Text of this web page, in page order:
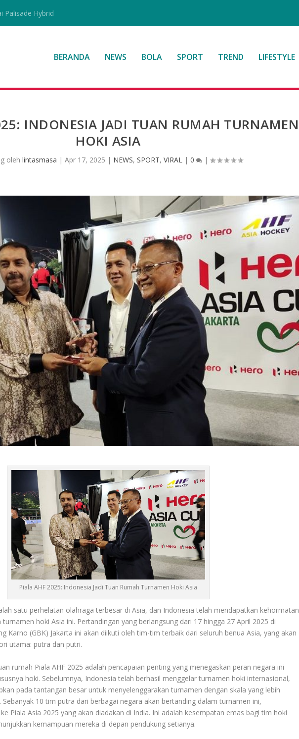
Palisade Hybrid
BERANDA NEWS BOLA SPORT TREND LIFESTYLE
INDONESIA JADI TUAN RUMAH TURNAMEN
HOKI ASIA
oleh lintasmasa | Apr 17, 2025 | NEWS, SPORT, VIRAL| 0 |
Piala AHF 2025: Indonesia Jadi Tuan Rumah Turnamen Hoki Asia
satu perhelatan olahraga terbesar di Asia, dan Indonesia telah mendapatkan kehormatan
hoki Asia ini. Pertandingan yang berlangsung dari 17 hingga 27 April 2025 di
Karno (GBK) Jakarta ini akan diikuti oleh tim-tim terbaik dari seluruh benua Asia, yang akan
utama: putra dan putri.
rumah Piala AHF 2025 adalah pencapaian penting yang menegaskan peran negara ini
hoki. Sebelumnya, Indonesia telah berhasil menggelar turnamen hoki internasional,
pada tantangan besar untuk menyelenggarakan turnamen dengan skala yang lebih
10 tim putra dari berbagai negara akan bertanding dalam turnamen ini,
Piala Asia 2025 yang akan diadakan di India. Ini adalah kesempatan emas bagi tim hoki
kemampuan mereka di depan pendukung setianya.